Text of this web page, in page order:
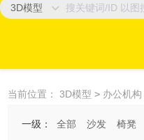
3D模型
当前位置： 3D模型 > 办公机构
一级： 全部 沙发 椅凳